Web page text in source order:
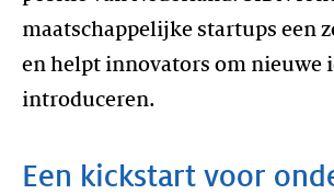
maatschappelijke startups een
en helpt innovators om nieuwe
introduceren.
Een kickstart voor